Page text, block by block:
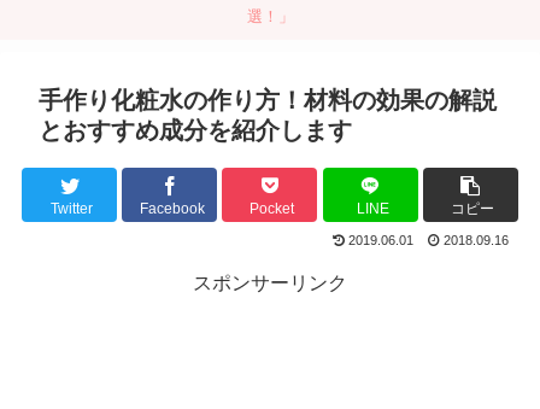
選！」
手作り化粧水の作り方！材料の効果の解説
とおすすめ成分を紹介します
Twitter Facebook Pocket LINE コピー
2019.06.01 2018.09.16
スポンサーリンク